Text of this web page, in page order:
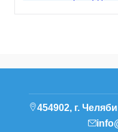
454902, г.